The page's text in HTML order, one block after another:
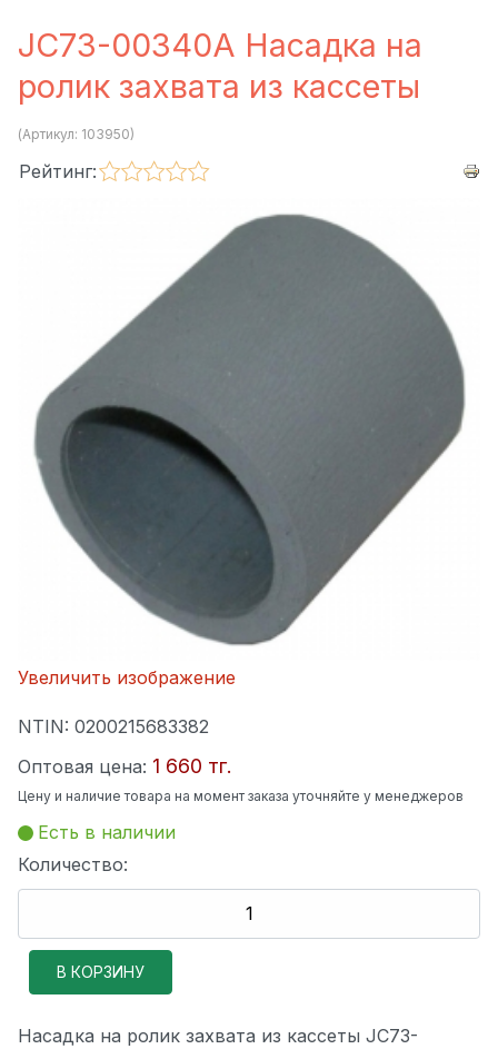
JC73-00340A Насадка на
ролик захвата из кассеты
(Артикул: 103950)
Рейтинг:
Увеличить изображение
NTIN: 0200215683382
Оптовая цена: 1 660 тг.
Цену и наличие товара на момент заказа уточняйте у менеджеров
Есть в наличии
Количество:
Насадка на ролик захвата из кассеты JC73-